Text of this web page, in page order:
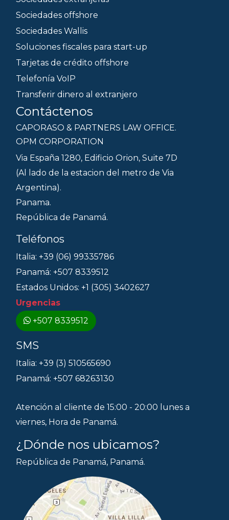
Sociedades offshore
Sociedades Wallis
Soluciones fiscales para start-up
Tarjetas de crédito offshore
Telefonía VoIP
Transferir dinero al extranjero
Contáctenos
CAPORASO & PARTNERS LAW OFFICE.
OPM CORPORATION
Via España 1280, Edificio Orion, Suite 7D
(Al lado de la estacion del metro de Via
Argentina).
Panama.
República de Panamá.
Teléfonos
Italia: +39 (06) 99335786
Panamá: +507 8339512
Estados Unidos: +1 (305) 3402627
Urgencias
+507 8339512
SMS
Italia: +39 (3) 510565690
Panamá: +507 68263130
Atención al cliente de 15:00 - 20:00 lunes a
viernes, Hora de Panamá.
¿Dónde nos ubicamos?
República de Panamá, Panamá.